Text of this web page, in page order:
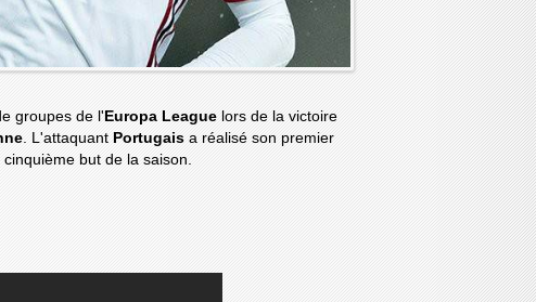
groupes de l' Europa League lors de la victoire
. L'attaquant Portugais a réalisé son premier
but de la saison.